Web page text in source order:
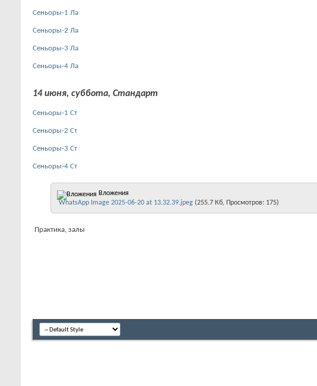
Сеньоры-1 Ла
Сеньоры-2 Ла
Сеньоры-3 Ла
Сеньоры-4 Ла
14 июня, суббота, Стандарт
Сеньоры-1 Ст
Сеньоры-2 Ст
Сеньоры-3 Ст
Сеньоры-4 Ст
Вложения
WhatsApp Image 2025-06-20 at 13.32.39.jpeg (255.7 Кб, Просмотров: 175)
Практика, залы